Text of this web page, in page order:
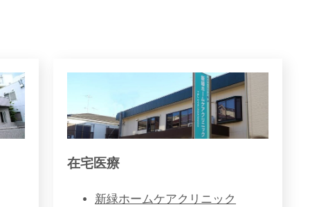
在宅医療
新緑ホームケアクリニック